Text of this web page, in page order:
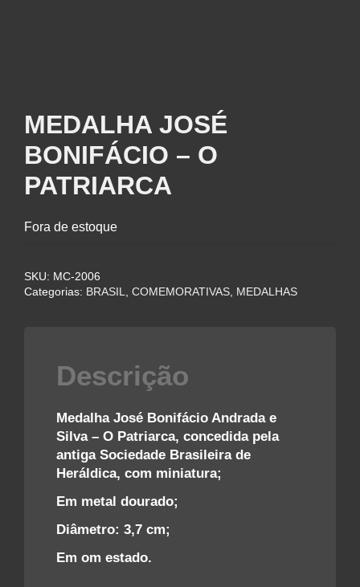
MEDALHA JOSÉ
BONIFÁCIO – O
PATRIARCA
Fora de estoque
SKU: MC-2006
Categorias: BRASIL, COMEMORATIVAS, MEDALHAS
Descrição
Medalha José Bonifácio Andrada e
Silva – O Patriarca, concedida pela
antiga Sociedade Brasileira de
Heráldica, com miniatura;
Em metal dourado;
Diâmetro: 3,7 cm;
Em om estado.